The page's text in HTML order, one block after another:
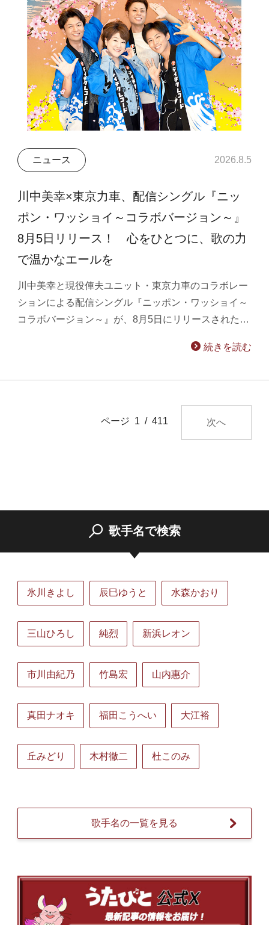
ニュース 2026.8.5
川中美幸×東京力車、配信シングル『ニッ
ポン・ワッショイ～コラボバージョン～』
8月5日リリース！ 心をひとつに、歌の力
で温かなエールを
川中美幸と現役俥夫ユニット・東京力車のコラボレー
ションによる配信シングル『ニッポン・ワッショイ～
コラボバージョン～』が、8月5日にリリースされた…
続きを読む
ページ 1 / 411 次へ
歌手名で検索
氷川きよし 辰巳ゆうと 水森かおり
三山ひろし 純烈 新浜レオン
市川由紀乃 竹島宏 山内惠介
真田ナオキ 福田こうへい 大江裕
丘みどり 木村徹二 杜このみ
歌手名の一覧を見る